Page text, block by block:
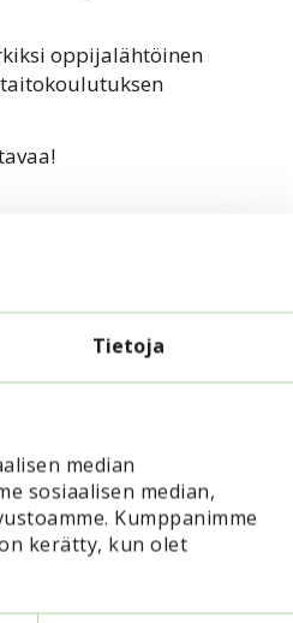
Tietoja
median
sosiaalisen median,
Kumppanimme
kerätty, kun olet
oppijalähtöinen